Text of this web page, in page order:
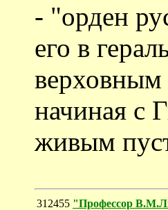
- "орден
его в
верховным
начиная с
живым
312455 "Профессор